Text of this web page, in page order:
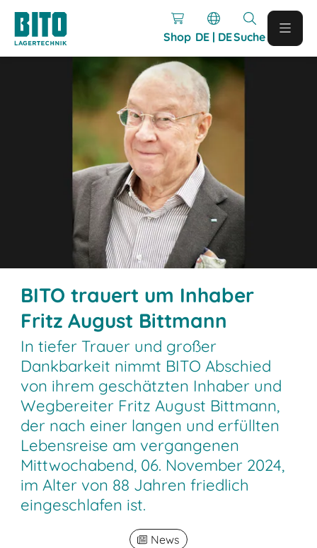
Shop DE | DESuche
BITO trauert um Inhaber
Fritz August Bittmann
In tiefer Trauer und großer
Dankbarkeit nimmt BITO Abschied
von ihrem geschätzten Inhaber und
Wegbereiter Fritz August Bittmann,
der nach einer langen und erfüllten
Lebensreise am vergangenen
Mittwochabend, 06. November 2024,
im Alter von 88 Jahren friedlich
eingeschlafen ist.
News